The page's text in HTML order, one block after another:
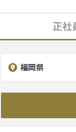
正社
福岡県
エリ
診療
こだ